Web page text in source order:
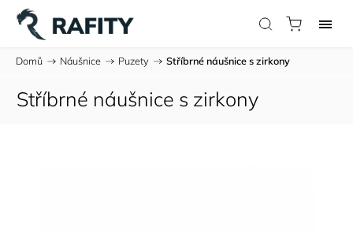
Domů / Náušnice / Puzety / Stříbrné náušnice s zirkony
Stříbrné náušnice s zirkony